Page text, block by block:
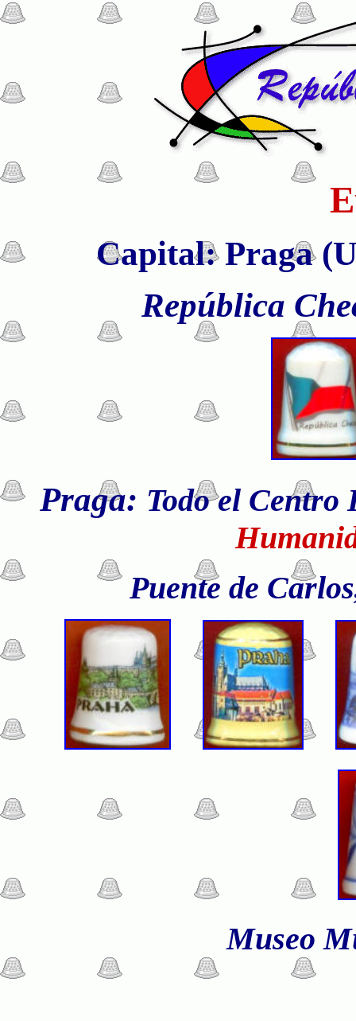
Capital: Praga
República
Praga: Todo el Centro
Puente de
Museo